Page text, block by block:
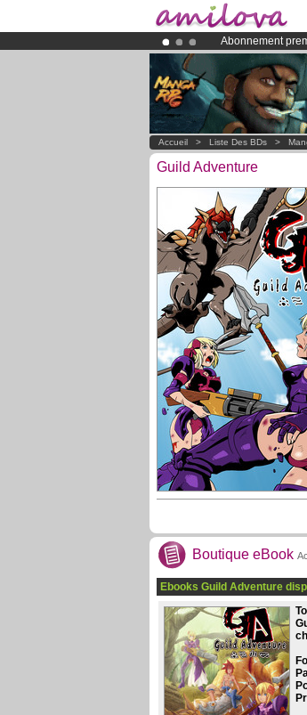
Abonnement
LeKickstarter
Déjà 100000
Accueil > Liste Des BDs >
Guild Adventure
Boutique eBook
Ebooks Guild Adventure